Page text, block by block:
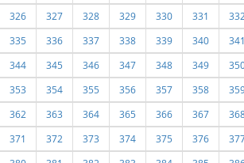
326
327 328 329 330 331 332
335
336 337 338 339 340 341
344
345 346 347 348 349
353
354 355 356 357 358
362
363 364 365 366 367
371
372 373 374 375 376